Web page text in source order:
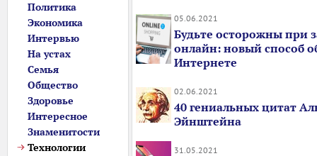
Политика
Экономика
Интервью
На устах
Семья
Общество
Здоровье
Интересное
Знаменитости
Технологии
05.06.2021
Будьте осторожны при
онлайн: новый способ
Интернете
02.06.2021
40 гениальных цитат
Эйнштейна
31.05.2021